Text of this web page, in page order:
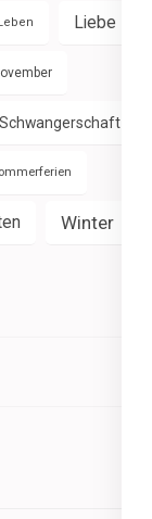
Liebe
Schwangerschaft
Winter